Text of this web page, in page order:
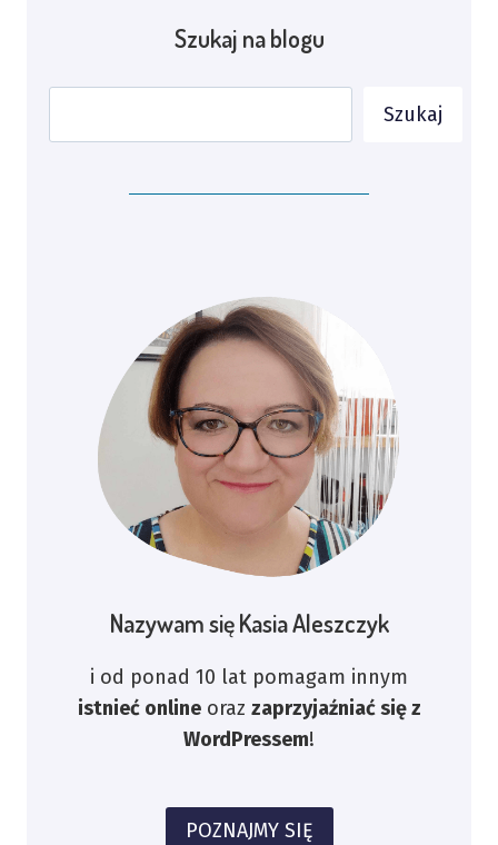
Szukaj na blogu
Szukaj
Nazywam się Kasia Aleszczyk
i od ponad 10 lat pomagam innym
istnieć onlineoraz zaprzyjaźniać się z
WordPressem!
POZNAJMY SIĘ